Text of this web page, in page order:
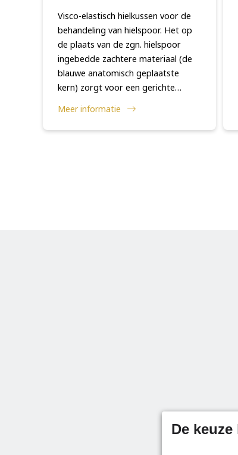
Visco-elastisch hielkussen voor de
behandeling van hielspoor. Het op
de plaats van de zgn. hielspoor
ingebedde zachtere materiaal (de
blauwe anatomisch geplaatste
kern) zorgt voor een gerichte
schokbelasting van het enkel-, knie-
en heupgewricht...
Meer informatie